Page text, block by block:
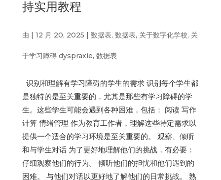
持实用教程
由 | 12 月 20, 2025 | 数据表, 数据表, 关于数字化学校, 关
于学习障碍 dyspraxie, 数据表
识别和理解有学习障碍的学生的需求 识别每个学生都
是独特的是至关重要的，尤其是那些有学习障碍的学
生。这些学生可能会遇到各种困难，包括： 阅读 写作
计算 情绪管理 作为教育工作者，理解这些特定需求以
提供一个适合的学习环境是至关重要的。 观察、倾听
和与学生对话 为了更好地理解他们的挑战，有必要：
仔细观察他们的行为。 倾听他们的担忧和他们遇到的
困难。 与他们对话以更好地了解他们的日常挑战。 熟